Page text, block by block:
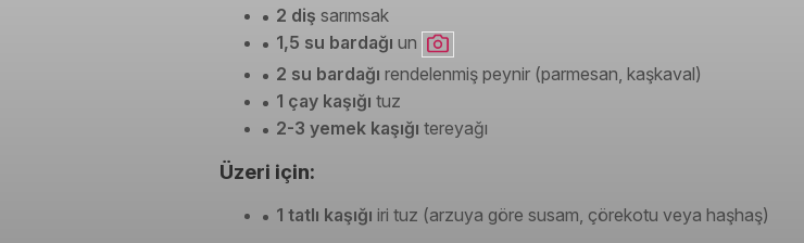
2 diş sarımsak
1,5 su bardağı un
2 su bardağı rendelenmiş peynir (parmesan, kaşkaval)
1 çay kaşığı tuz
2-3 yemek kaşığı tereyağı
Üzeri için:
1 tatlı kaşığı iri tuz (arzuya göre susam, çörekotu veya haşhaş)